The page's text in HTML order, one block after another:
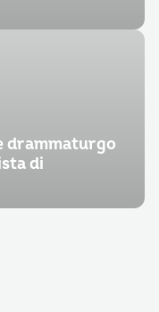
drammaturgo
di